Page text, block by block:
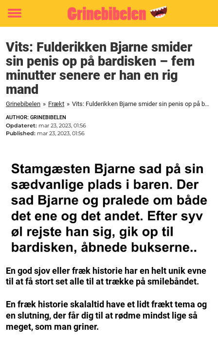
Toggle
Vits: Fulderikken Bjarne smider
sin penis op på bardisken – fem
minutter senere er han en rig
mand
Grinebibelen » Frækt » Vits: Fulderikken Bjarne smider sin penis op på bardisken - fem minutter senere er han en rig mand
AUTHOR: GRINEBIBELEN
Opdateret: mar 23, 2023, 01:56
Published: mar 23, 2023, 01:56
En god sjov eller fræk historie har en helt unik evne
til at få stort set alle til at trække på smilebåndet.
En fræk historie skalaltid have et lidt frækt tema og
en slutning, der får dig til at rødme mindst lige så
meget, som man griner.